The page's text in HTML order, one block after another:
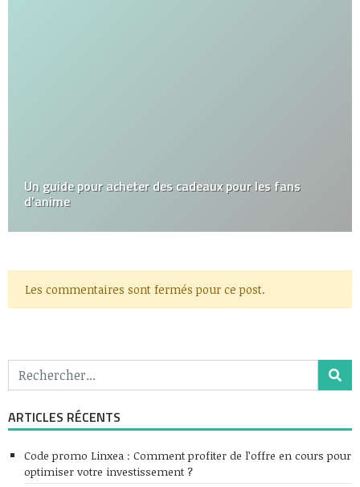
Un guide pour acheter des cadeaux pour les fans
d’anime
Les commentaires sont fermés pour ce post.
ARTICLES RÉCENTS
Code promo Linxea : Comment profiter de l’offre en cours pour
optimiser votre investissement ?